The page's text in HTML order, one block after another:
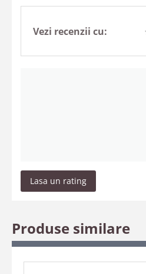
Vezi recenzii cu:
Lasa un rating
Produse similare